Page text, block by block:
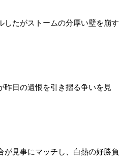
たがストームの分厚い壁を崩す
日の遺恨を引き摺る争いを見
見事にマッチし、白熱の好勝負